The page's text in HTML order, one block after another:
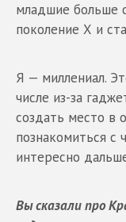
младшие больше
поколение Х и
Я — миллениал.
числе из-за
создать место в
познакомиться с
интересно
Вы сказали про